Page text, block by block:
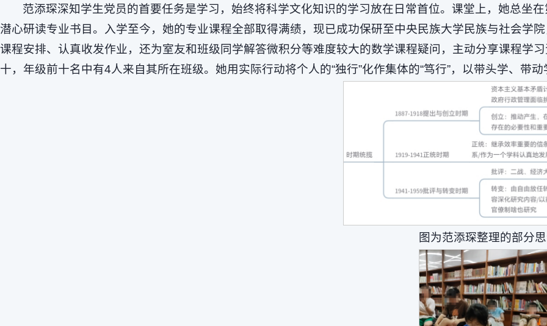
范添琛深知学生党员的首要任务是学习，始终将科学文化知识的学习放在日常首位。课堂上，她总坐
潜心研读专业书目。入学至今，她的专业课程全部取得满绩，现已成功保研至中央民族大学民族与社会学
课程安排、认真收发作业，还为室友和班级同学解答微积分等难度较大的数学课程疑问，主动分享课程学
十，年级前十名中有4人来自其所在班级。她用实际行动将个人的“独行”化作集体的“笃行”，以带头学、带
图为范添琛整理的部分